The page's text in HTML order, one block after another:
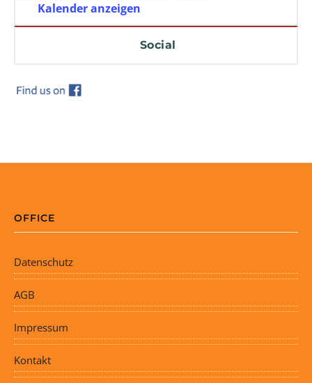
Kalender anzeigen
Social
OFFICE
Datenschutz
AGB
Impressum
Kontakt